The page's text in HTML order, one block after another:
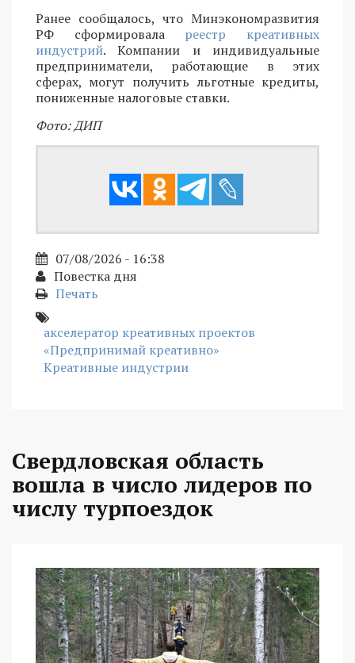
Ранее сообщалось, что Минэкономразвития
РФ сформировала реестр креативных
индустрий. Компании и индивидуальные
предприниматели, работающие в этих
сферах, могут получить льготные кредиты,
пониженные налоговые ставки.
Фото: ДИП
07/08/2026 - 16:38
Повестка дня
Печать
акселератор креативных проектов
«Предпринимай креативно»
Креативные индустрии
Свердловская область
вошла в число лидеров по
числу турпоездок